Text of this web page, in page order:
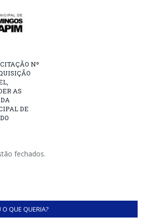
Nº
AS
DE
fechados.
QUE QUERIA?